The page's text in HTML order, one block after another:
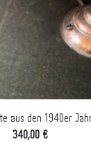
aus den 1940er
340,00 €